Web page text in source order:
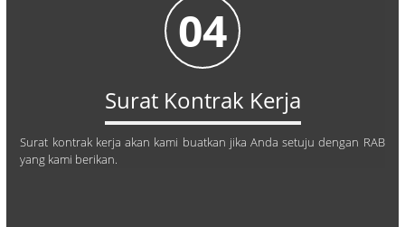
04
Surat Kontrak Kerja
Surat kontrak kerja akan kami buatkan jika Anda setuju dengan RAB
yang kami berikan.